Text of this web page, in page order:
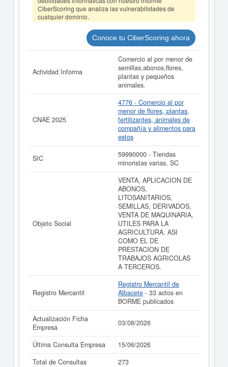
ABONOS Y DERIVADOS LOS POCEROS SL puede
acceder inmediatamente a este Informe ampliado
ABONOS Y DERIVADOS LOS POCEROS SL y consultar
los resultados de sus años de actividad, así como los
balances y cuentas de resultados disponibles.
La última actualización del informe de empresa se ha
realizado el 03/08/2026.
CiberScoring que analiza las vulnerabilidades de
cualquier dominio.
Conoce tu CiberScoring ahora
Actividad Informa
Comercio al por menor de
semillas,abonos,flores,
plantas y pequeños
animales.
CNAE 2025
4776 - Comercio al por
menor de flores, plantas,
fertilizantes, animales de
compañía y alimentos para
estos
SIC
59990000 - Tiendas
minoristas varias, SC
Objeto Social
VENTA, APLICACION DE
ABONOS,
LITOSANITARIOS,
SEMILLAS, DERIVADOS,
VENTA DE MAQUINARIA,
UTILES PARA LA
AGRICULTURA. ASI
COMO EL DE
PRESTACION DE
TRABAJOS AGRICOLAS
A TERCEROS.
Registro Mercantil
Registro Mercantil de
Albacete - 33 actos en
BORME publicados
Actualización Ficha
Empresa
03/08/2026
Última Consulta Empresa
15/06/2026
Total de Consultas
273